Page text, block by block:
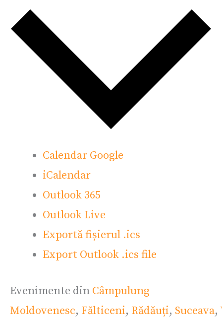
Calendar Google
iCalendar
Outlook 365
Outlook Live
Exportă fișierul .ics
Export Outlook .ics file
Evenimente din Câmpulung
Moldovenesc, Fălticeni, Rădăuți, Suceava,